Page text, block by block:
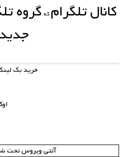
کانال تلگرامکهگروه
خرید بک لینک behtarinbacklink.com
آنتی ویروس تحت